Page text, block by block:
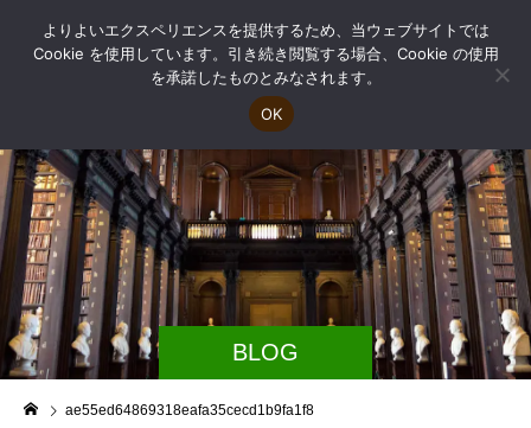
BLOG
ae55ed64869318eafa35cecd1b9fa1f8
よりよいエクスペリエンスを提供するため、当ウェブサイトでは
Cookie を使用しています。引き続き閲覧する場合、Cookie の使用
を承諾したものとみなされます。
OK